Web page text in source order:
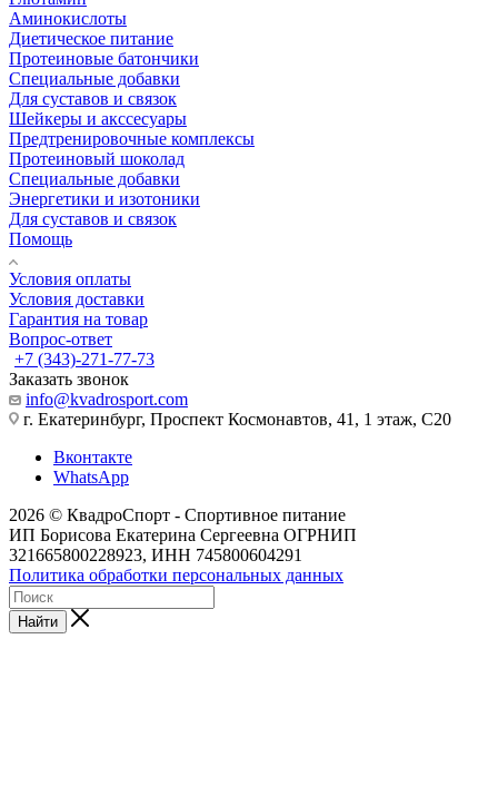
Аминокислоты
Диетическое питание
Протеиновые батончики
Специальные добавки
Для суставов и связок
Шейкеры и акссесуары
Предтренировочные комплексы
Протеиновый шоколад
Специальные добавки
Энергетики и изотоники
Для суставов и связок
Помощь
Условия оплаты
Условия доставки
Гарантия на товар
Вопрос-ответ
+7 (343)-271-77-73
Заказать звонок
info@kvadrosport.com
г. Екатеринбург, Проспект Космонавтов, 41, 1 этаж, С20
Вконтакте
WhatsApp
2026 © КвадроСпорт - Спортивное питание
ИП Борисова Екатерина Сергеевна ОГРНИП
321665800228923, ИНН 745800604291
Политика обработки персональных данных
Найти